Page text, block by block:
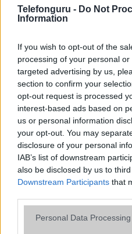
Telefonguru - Do Not
Information
If you wish to opt-out of the
processing of your personal
targeted advertising by us,
section to confirm your
opt-out request is processed
interest-based ads based on
us or personal information
your opt-out. You may
disclosure of your personal
IAB’s list of downstream
also be disclosed by us to
Downstream Participants that
Please note that this website/
Personal Data
Számos
frissítésből –
modellekről